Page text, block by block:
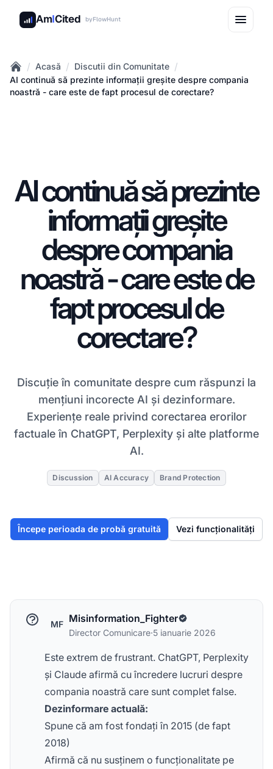
AmICited byFlowHunt
Home
/ Acasă / Discutii din Comunitate /
AI continuă să prezinte informații greșite despre compania
noastră - care este de fapt procesul de corectare?
AI continuă să prezinte
informații greșite
despre compania
noastră - care este de
fapt procesul de
corectare?
Discuție în comunitate despre cum răspunzi la
mențiuni incorecte AI și dezinformare.
Experiențe reale privind corectarea erorilor
factuale în ChatGPT, Perplexity și alte platforme
AI.
Discussion AI Accuracy Brand Protection
Începe perioada de probă gratuită Vezi funcționalități
MF Misinformation_Fighter
Director Comunicare·5 ianuarie 2026
Este extrem de frustrant. ChatGPT, Perplexity
și Claude afirmă cu încredere lucruri despre
compania noastră care sunt complet false.
Dezinformare actuală:
Spune că am fost fondați în 2015 (de fapt
2018)
Afirmă că nu susținem o funcționalitate pe